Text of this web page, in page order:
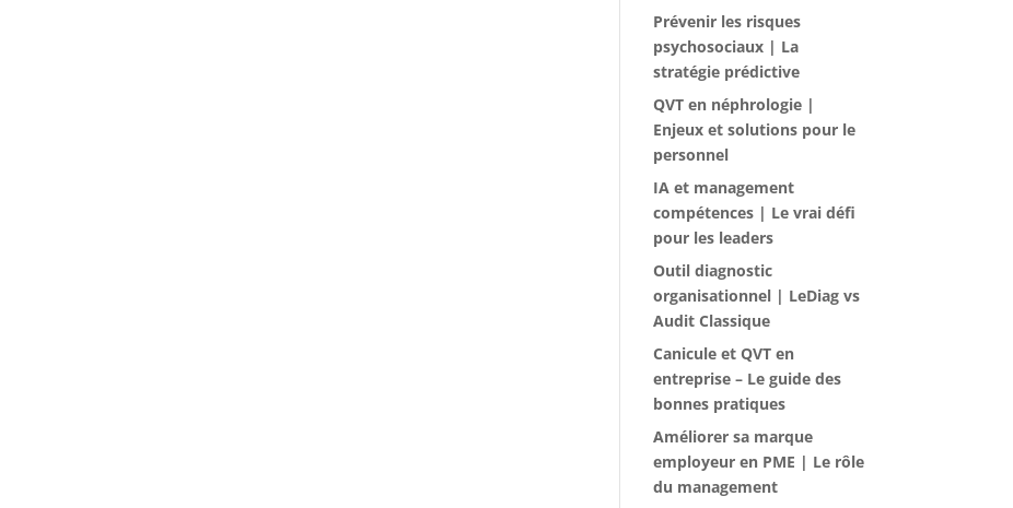
Prévenir les risques
psychosociaux | La
stratégie prédictive
QVT en néphrologie |
Enjeux et solutions pour le
personnel
IA et management
compétences | Le vrai défi
pour les leaders
Outil diagnostic
organisationnel | LeDiag vs
Audit Classique
Canicule et QVT en
entreprise – Le guide des
bonnes pratiques
Améliorer sa marque
employeur en PME | Le rôle
du management